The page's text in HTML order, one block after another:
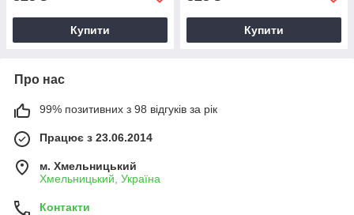
Купити Купити
Про нас
99% позитивних з 98 відгуків за рік
Працює з 23.06.2014
м. Хмельницький
Хмельницький, Україна
Контакти